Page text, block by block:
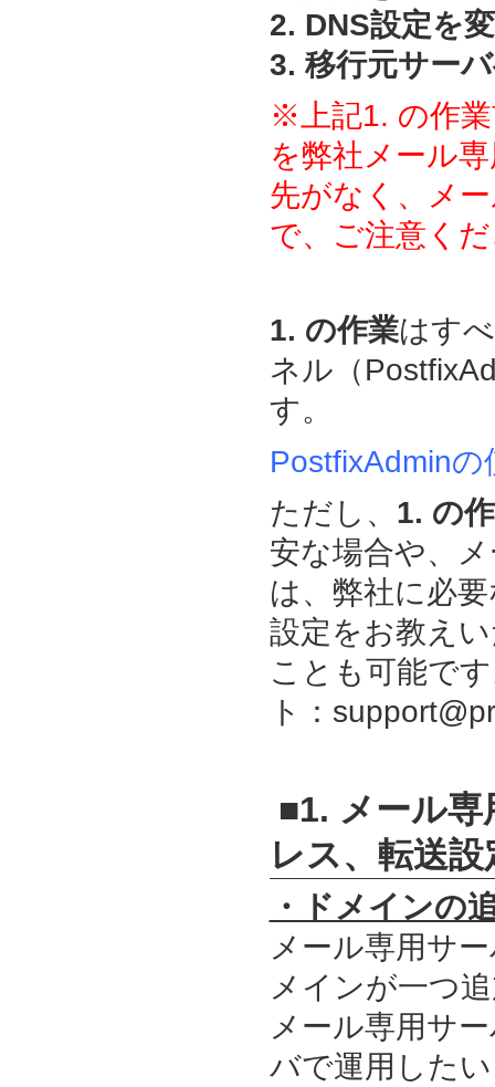
2. DNS設定を
3. 移行元サー
※上記1. の作
を弊社メール
先がなく、メ
で、ご注意く
1. の作業はす
ネル（
す。
PostfixAdminの
ただし、 1. の
安な場合や、
は、弊社に必
設定をお教え
ことも可能で
ト：
■1. メール
レス、転送
・ドメインの
メール専用サ
メインが一つ
メール専用サ
バで運用した